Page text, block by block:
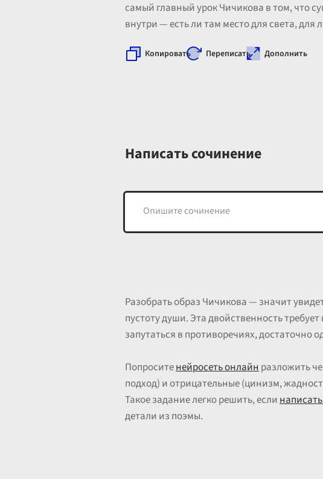
самый главный урок Чичикова в том, что
внутри — есть ли там место для света,
Копировать Переписать Дополнить
Написать сочинение
Разобрать образ Чичикова — значит
пустоту души. Эта двойственность
запутаться в противоречиях, достаточно
Попроситенейросеть онлайнразложить
подход) и отрицательные (цинизм,
Такое задание легко решить, если
детали из поэмы.